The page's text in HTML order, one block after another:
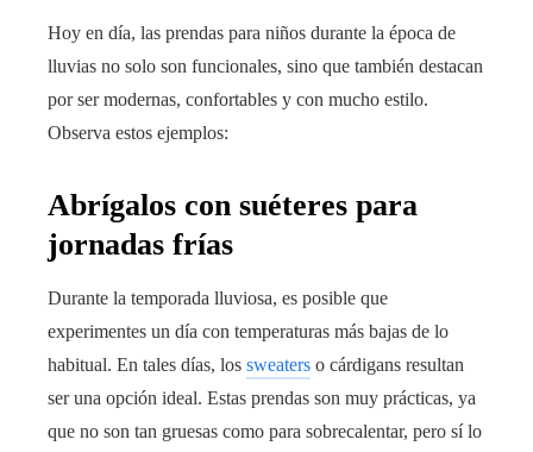
Hoy en día, las prendas para niños durante la época de
lluvias no solo son funcionales, sino que también destacan
por ser modernas, confortables y con mucho estilo.
Observa estos ejemplos:
Abrígalos con suéteres para
jornadas frías
Durante la temporada lluviosa, es posible que
experimentes un día con temperaturas más bajas de lo
habitual. En tales días, los sweaters o cárdigans resultan
ser una opción ideal. Estas prendas son muy prácticas, ya
que no son tan gruesas como para sobrecalentar, pero sí lo